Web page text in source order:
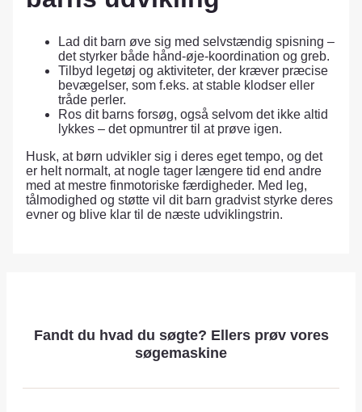
Lad dit barn øve sig med selvstændig spisning –
det styrker både hånd-øje-koordination og greb.
Tilbyd legetøj og aktiviteter, der kræver præcise
bevægelser, som f.eks. at stable klodser eller
tråde perler.
Ros dit barns forsøg, også selvom det ikke altid
lykkes – det opmuntrer til at prøve igen.
Husk, at børn udvikler sig i deres eget tempo, og det
er helt normalt, at nogle tager længere tid end andre
med at mestre finmotoriske færdigheder. Med leg,
tålmodighed og støtte vil dit barn gradvist styrke deres
evner og blive klar til de næste udviklingstrin.
Fandt du hvad du søgte? Ellers prøv vores
søgemaskine